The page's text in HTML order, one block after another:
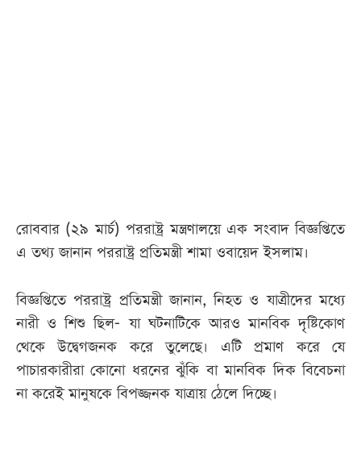
রোববার (২৯ মার্চ) পররাষ্ট্র মন্ত্রণালয়ে এক সংবাদ বিজ্ঞপ্তিতে
এ তথ্য জানান পররাষ্ট্র প্রতিমন্ত্রী শামা ওবায়েদ ইসলাম।
বিজ্ঞপ্তিতে পররাষ্ট্র প্রতিমন্ত্রী জানান, নিহত ও যাত্রীদের মধ্যে
নারী ও শিশু ছিল- যা ঘটনাটিকে আরও মানবিক দৃষ্টিকোণ
থেকে উদ্বেগজনক করে তুলেছে। এটি প্রমাণ করে যে
পাচারকারীরা কোনো ধরনের ঝুঁকি বা মানবিক দিক বিবেচনা
না করেই মানুষকে বিপজ্জনক যাত্রায় ঠেলে দিচ্ছে।